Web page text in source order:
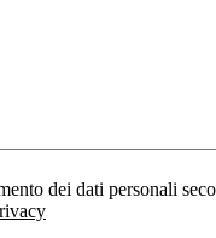
dei dati personali